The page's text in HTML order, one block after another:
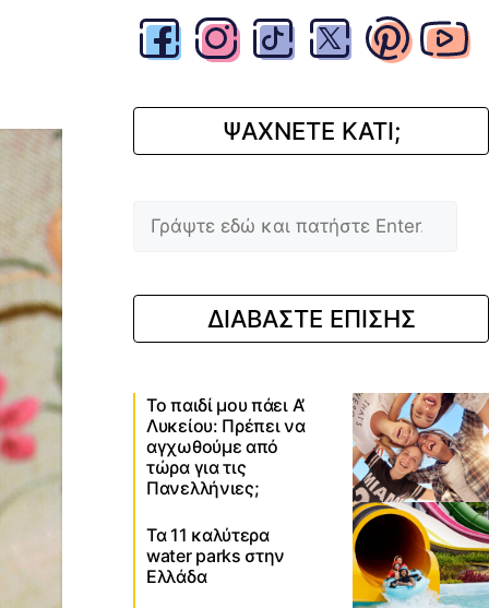
ΨΑΧΝΕΤΕ ΚΑΤΙ;
ΔΙΑΒΑΣΤΕ ΕΠΙΣΗΣ
Το παιδί μου πάει Α’
Λυκείου: Πρέπει να
αγχωθούμε από
τώρα για τις
Πανελλήνιες;
Τα 11 καλύτερα
water parks στην
Ελλάδα